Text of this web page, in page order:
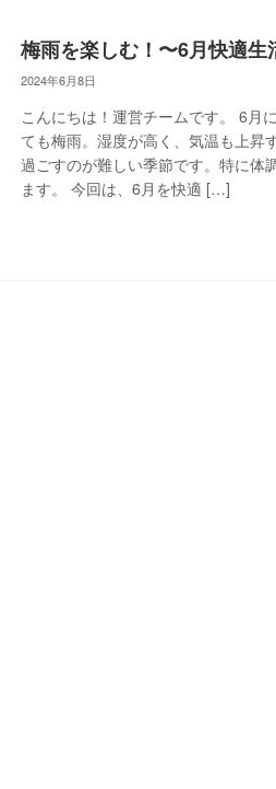
梅雨を楽しむ！〜6月快適生
2024年6月8日
こんにちは！運営チームです。 6月
ても梅雨。湿度が高く、気温も上昇
過ごすのが難しい季節です。特に体
ます。 今回は、6月を快適 […]